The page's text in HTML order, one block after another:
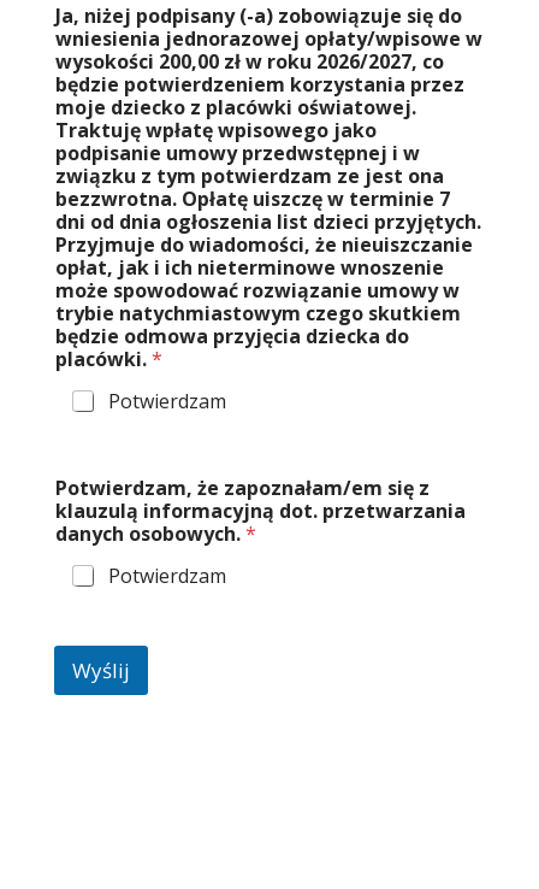
Ja, niżej podpisany (-a) zobowiązuje się do
wniesienia jednorazowej opłaty/wpisowe w
wysokości 200,00 zł w roku 2026/2027, co
będzie potwierdzeniem korzystania przez
moje dziecko z placówki oświatowej.
Traktuję wpłatę wpisowego jako
podpisanie umowy przedwstępnej i w
związku z tym potwierdzam ze jest ona
bezzwrotna. Opłatę uiszczę w terminie 7
dni od dnia ogłoszenia list dzieci przyjętych.
Przyjmuje do wiadomości, że nieuiszczanie
opłat, jak i ich nieterminowe wnoszenie
może spowodować rozwiązanie umowy w
trybie natychmiastowym czego skutkiem
będzie odmowa przyjęcia dziecka do
placówki.*
Potwierdzam
Potwierdzam, że zapoznałam/em się z
klauzulą informacyjną dot. przetwarzania
danych osobowych.*
Potwierdzam
Wyślij